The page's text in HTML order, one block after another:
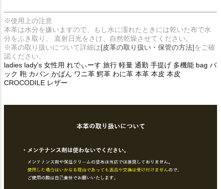
※使用上の注意
本革は水分を嫌いますので、もし水に濡れたときには乾いた布で水
分をふき取り、 直射日光をさけ、自然乾燥させてください。
※革の取り扱いについて詳細は[皮革の取り扱い・保管の方法]をご確
認ください。
ladies lady's 女性用 れでぃーす 旅行 軽量 通勤 手提げ 多機能 bag バ
ック 鞄 カバン かばん ワニ革 鰐革 わに革 本革 本皮 本皮
CROCODILE レザー